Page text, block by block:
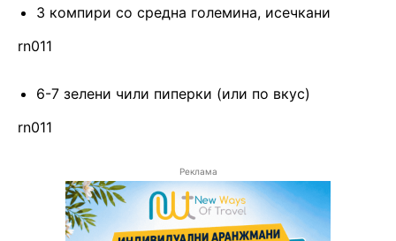
3 компири со средна големина, исечкани
rn011
6-7 зелени чили пиперки (или по вкус)
rn011
Реклама